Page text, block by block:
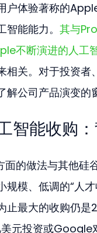
户体验著称的
能能力。 其与
不断演进的人工
相关。对于投资
解公司产品演变的
智能收购
的做法与其他硅
规模、低调的“人
止最大的收购仍
元投资或Google